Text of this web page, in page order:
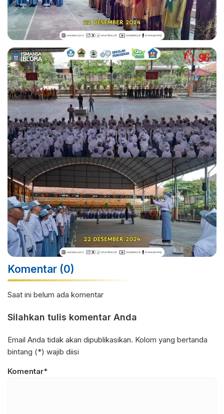
Komentar (0)
Saat ini belum ada komentar
Silahkan tulis komentar Anda
Email Anda tidak akan dipublikasikan. Kolom yang bertanda
bintang (*) wajib diisi
Komentar*